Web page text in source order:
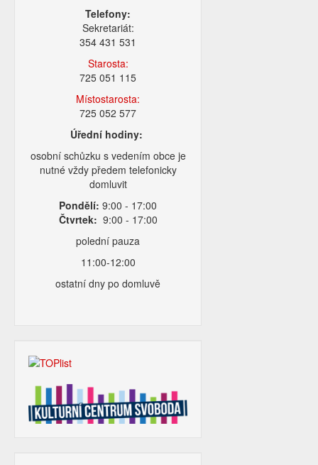
Telefony:
Sekretariát:
354 431 531
Starosta:
725 051 115
Místostarosta:
725 052 577
Úřední hodiny:
osobní schůzku s vedením obce je
nutné vždy předem telefonicky
domluvit
Pondělí: 9:00 - 17:00
Čtvrtek: 9:00 - 17:00
polední pauza
11:00-12:00
ostatní dny po domluvě